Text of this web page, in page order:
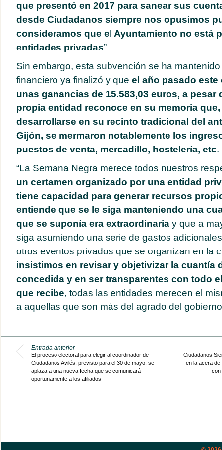
que presentó en 2017 para sanear sus
desde Ciudadanos siempre nos opusimos
consideramos que el Ayuntamiento no está
entidades privadas”.
Sin embargo, esta subvención se ha
financiero ya finalizó y que el año pasado este
unas ganancias de 15.583,03 euros, a pesar
propia entidad reconoce en su memoria
desarrollarse en su recinto tradicional del
Gijón, se mermaron notablemente los
puestos de venta, mercadillo, hostelería, etc.
“La Semana Negra merece todos nuestros
un certamen organizado por una entidad
tiene capacidad para generar recursos
entiende que se le siga manteniendo una
que se suponía era extraordinariay que a
siga asumiendo una serie de gastos
otros eventos privados que se organizan en la
insistimos en revisar y objetivizar la cuantía
concedida y en ser transparentes con todo
que recibe, todas las entidades merecen el
a aquellas que son más del agrado del
Entrada anterior
El proceso electoral para elegir al coordinador de
Ciudadanos Avilés, previsto para el 30 de mayo, se
aplaza a una nueva fecha que se comunicará
oportunamente a los afiliados
Ciudadanos
en la acera de
con